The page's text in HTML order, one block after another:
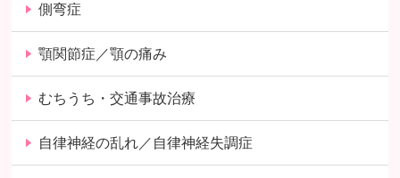
側弯症
顎関節症／顎の痛み
むちうち・交通事故治療
自律神経の乱れ／自律神経失調症